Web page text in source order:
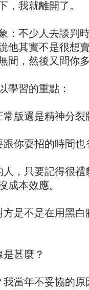
，我就離開了。
：不少人去談判
他其實不是很想
間，然後又問你多
學習的重點：
版還是精神分裂
你耍招的時間也
，只要記得很
成本效應。
是不是在用黑
甚麼？
當年不妥協的